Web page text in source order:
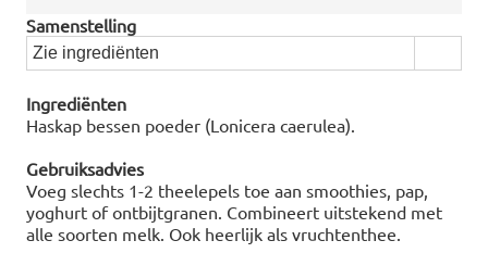
Samenstelling
Zie ingrediënten
Ingrediënten
Haskap bessen poeder (Lonicera caerulea).
Gebruiksadvies
Voeg slechts 1-2 theelepels toe aan smoothies, pap,
yoghurt of ontbijtgranen. Combineert uitstekend met
alle soorten melk. Ook heerlijk als vruchtenthee.